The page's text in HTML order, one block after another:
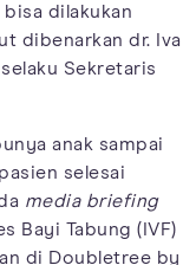
dilakukan
dibenarkan dr.
Sekretaris
anak sampai
selesai
media briefing
Bayi Tabung (IVF)
di Doubletree by